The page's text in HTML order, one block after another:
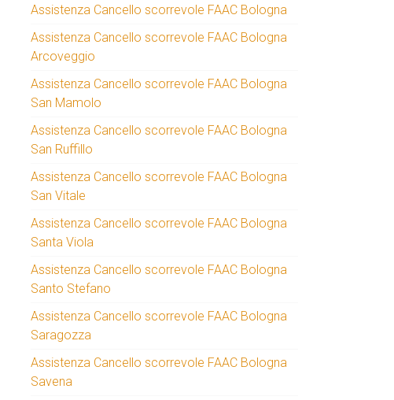
Assistenza Cancello scorrevole FAAC Bologna
Assistenza Cancello scorrevole FAAC Bologna
Arcoveggio
Assistenza Cancello scorrevole FAAC Bologna
San Mamolo
Assistenza Cancello scorrevole FAAC Bologna
San Ruffillo
Assistenza Cancello scorrevole FAAC Bologna
San Vitale
Assistenza Cancello scorrevole FAAC Bologna
Santa Viola
Assistenza Cancello scorrevole FAAC Bologna
Santo Stefano
Assistenza Cancello scorrevole FAAC Bologna
Saragozza
Assistenza Cancello scorrevole FAAC Bologna
Savena